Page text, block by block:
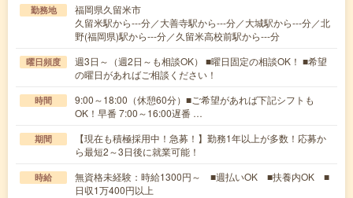
勤務地
福岡県久留米市
久留米駅から---分／大善寺駅から---分／大城駅から---分／北
野(福岡県)駅から---分／久留米高校前駅から---分
曜日頻度
週3日～（週2日～も相談OK） ■曜日固定の相談OK！ ■希望
の曜日があればご相談ください！
時間
9:00～18:00（休憩60分）■ご希望があれば下記シフトも
OK！早番 7:00～16:00遅番 …
期間
【現在も積極採用中！急募！】勤務1年以上が多数！応募か
ら最短2～3日後に就業可能！
時給
無資格未経験：時給1300円～ ■週払いOK ■扶養内OK ■
日収1万400円以上